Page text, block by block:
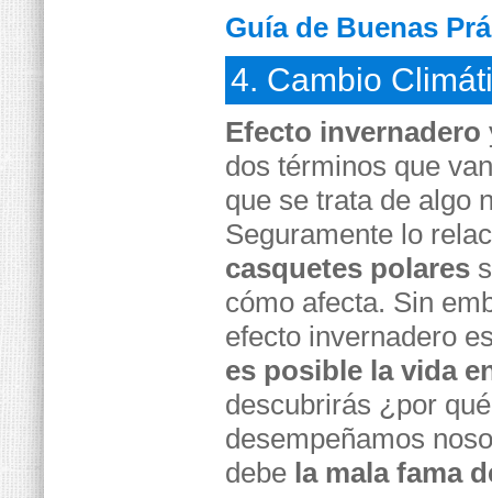
Guía de Buenas
4. Cambio
Efecto invernadero
dos términos que
que se trata de algo
Seguramente lo
casquetes polares
cómo afecta. Sin
efecto invernadero
es posible la vida
descubrirás ¿por
desempeñamos
debe la mala fama